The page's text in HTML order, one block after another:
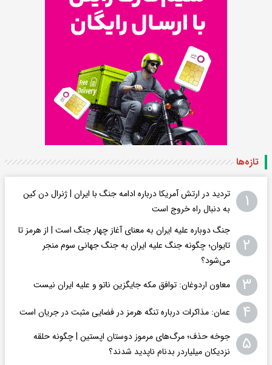
تازه‌ها
۱
تردید در ارتش آمریکا درباره ادامه جنگ با ایران | ژنرال دن کین
به دنبال راه خروج است
۲
جنگ دوباره علیه ایران به معنای آغاز چهار جنگ است | از هرمز تا
تایوان؛ چگونه جنگ علیه ایران به جنگ جهانی سوم منجر
می‌شود؟
۳ معاون اردوغان: توافق مکه جایگزین ناتو و علیه ایران نیست
۴ عمان: مذاکرات درباره تنگه هرمز در فضایی مثبت در جریان است
۵
جوخه حذف؛ مرگ‌های مرموز دوستان اپستین | چگونه حلقه
نزدیکان میلیاردر بدنام ناپدید شدند؟